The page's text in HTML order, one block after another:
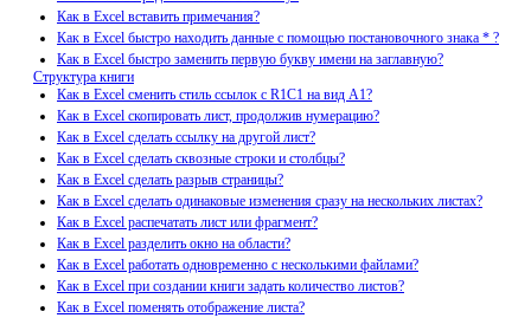
Как в Excel вставить примечания?
Как в Excel быстро находить данные с помощью постановочного знака * ?
Как в Excel быстро заменить первую букву имени на заглавную?
Структура книги
Как в Excel сменить стиль ссылок с R1C1 на вид A1?
Как в Excel скопировать лист, продолжив нумерацию?
Как в Excel сделать ссылку на другой лист?
Как в Excel сделать сквозные строки и столбцы?
Как в Excel сделать разрыв страницы?
Как в Excel сделать одинаковые изменения сразу на нескольких листах?
Как в Excel распечатать лист или фрагмент?
Как в Excel разделить окно на области?
Как в Excel работать одновременно с несколькими файлами?
Как в Excel при создании книги задать количество листов?
Как в Excel поменять отображение листа?